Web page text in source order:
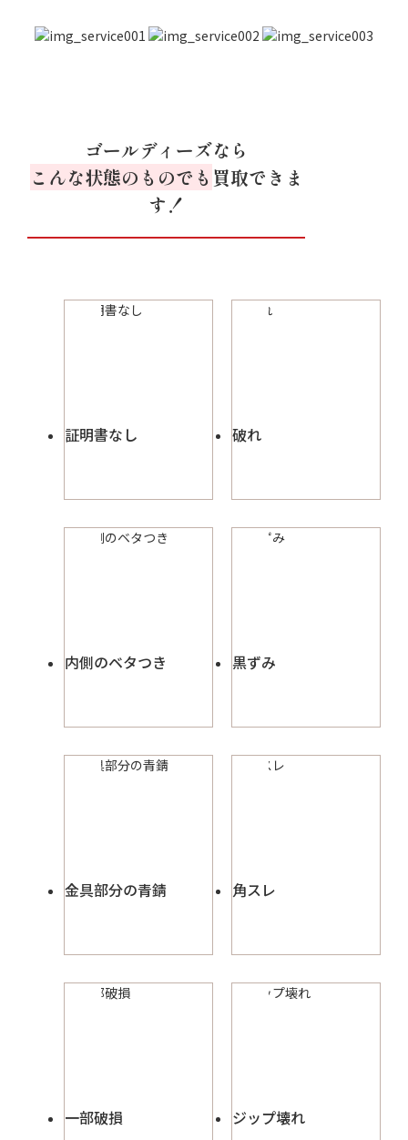
ゴールディーズなら
こんな状態のものでも 買取できま
す！
証明書なし 破れ
内側のベタつき 黒ずみ
金具部分の青錆 角スレ
一部破損 ジップ壊れ